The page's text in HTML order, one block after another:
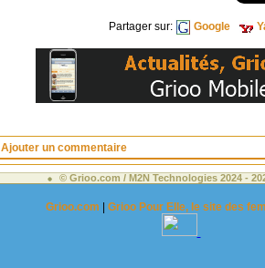
Partager sur: Google
Ajouter un commentaire
© Grioo.com / M2N Technologies 2024 -
Grioo.com |Grioo Pour Elle, le site des